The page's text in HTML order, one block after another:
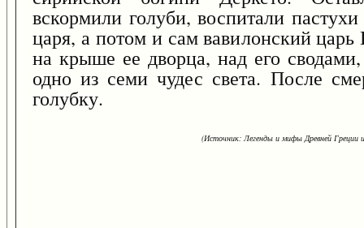
вскормили голуби, воспитали
царя, а потом и сам вавилонский
на крыше ее дворца, над его
одно из семи чудес света. После
голубку.
(Источник: Легенды и мифы Древней